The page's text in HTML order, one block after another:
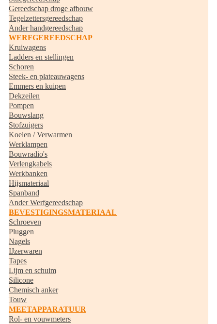
Gereedschap droge afbouw
Tegelzettersgereedschap
Ander handgereedschap
WERFGEREEDSCHAP
Kruiwagens
Ladders en stellingen
Schoren
Steek- en plateauwagens
Emmers en kuipen
Dekzeilen
Pompen
Bouwslang
Stofzuigers
Koelen / Verwarmen
Werklampen
Bouwradio's
Verlengkabels
Werkbanken
Hijsmateriaal
Spanband
Ander Werfgereedschap
BEVESTIGINGSMATERIAAL
Schroeven
Pluggen
Nagels
IJzerwaren
Tapes
Lijm en schuim
Silicone
Chemisch anker
Touw
MEETAPPARATUUR
Rol- en vouwmeters